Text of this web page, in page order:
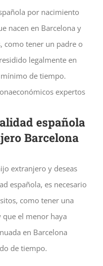
por nacimiento
nacen en Barcelona y
como tener un padre o
legalmente en
de tiempo.
expertos
española
Barcelona
extranjero y deseas
española, es necesario
como tener una
que el menor haya
en Barcelona
de tiempo.